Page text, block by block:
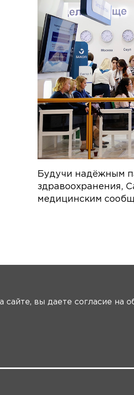
Будучи надёжным
здравоохранения,
медицинским
сайте, вы даете согласие на